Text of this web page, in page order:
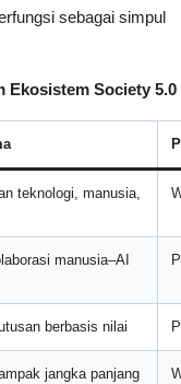
sebagai simpul
Ekosistem Society 5.0
teknologi, manusia,
manusia–AI
berbasis nilai
jangka panjang